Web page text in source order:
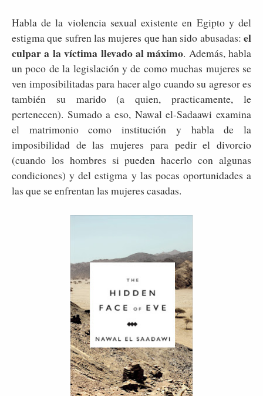
Habla de la violencia sexual existente en Egipto y del
estigma que sufren las mujeres que han sido abusadas: el
culpar a la víctima llevado al máximo. Además, habla
un poco de la legislación y de como muchas mujeres se
ven imposibilitadas para hacer algo cuando su agresor es
también su marido (a quien, practicamente, le
pertenecen). Sumado a eso, Nawal el-Sadaawi examina
el matrimonio como institución y habla de la
imposibilidad de las mujeres para pedir el divorcio
(cuando los hombres si pueden hacerlo con algunas
condiciones) y del estigma y las pocas oportunidades a
las que se enfrentan las mujeres casadas.